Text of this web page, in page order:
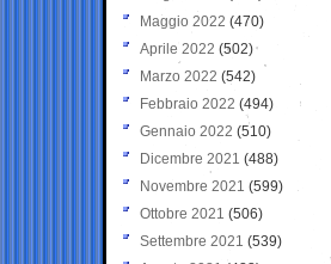
Maggio 2022 (470)
Aprile 2022 (502)
Marzo 2022 (542)
Febbraio 2022 (494)
Gennaio 2022 (510)
Dicembre 2021 (488)
Novembre 2021 (599)
Ottobre 2021 (506)
Settembre 2021 (539)